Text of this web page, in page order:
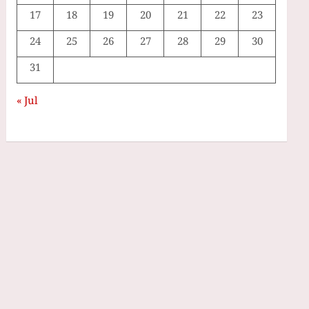
17 18 19 20 21 22
23
24
25 26 27 28 29
30
31
« Jul